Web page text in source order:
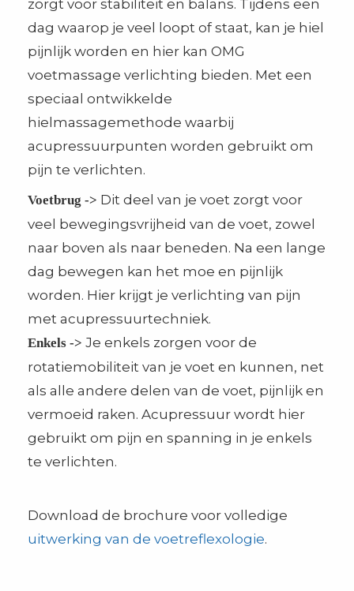
zorgt voor stabiliteit en balans. Tijdens een
dag waarop je veel loopt of staat, kan je hiel
pijnlijk worden en hier kan OMG
voetmassage verlichting bieden. Met een
speciaal ontwikkelde
hielmassagemethode waarbij
acupressuurpunten worden gebruikt om
pijn te verlichten.
Voetbrug -> Dit deel van je voet zorgt voor
veel bewegingsvrijheid van de voet, zowel
naar boven als naar beneden. Na een lange
dag bewegen kan het moe en pijnlijk
worden. Hier krijgt je verlichting van pijn
met acupressuurtechniek.
Enkels -> Je enkels zorgen voor de
rotatiemobiliteit van je voet en kunnen, net
als alle andere delen van de voet, pijnlijk en
vermoeid raken. Acupressuur wordt hier
gebruikt om pijn en spanning in je enkels
te verlichten.
Download de brochure voor volledige
uitwerking van de voetreflexologie.